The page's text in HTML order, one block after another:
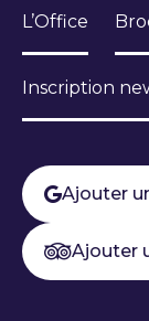
L’Office
Inscription
Ajouter
Ajouter